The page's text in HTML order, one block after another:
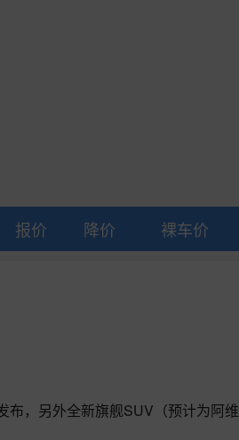
报价 降价 裸车价
布，另外全新旗舰SUV（预计为阿维